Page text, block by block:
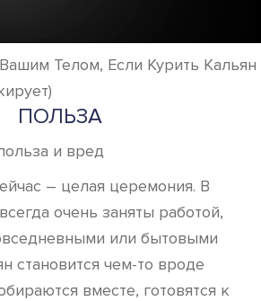
Телом, Если Курить Кальян
ПОЛЬЗА
– целая церемония. В
очень заняты работой,
или бытовыми
становится чем-то вроде
вместе, готовятся к